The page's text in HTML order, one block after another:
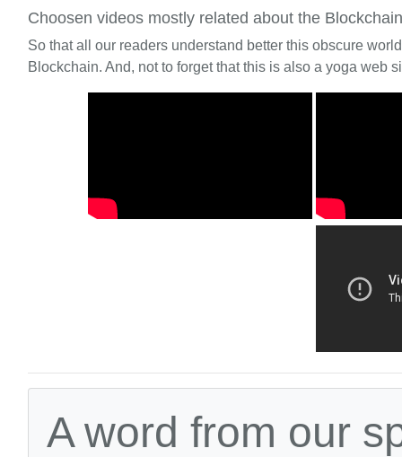
Choosen videos mostly related about the Blockchain
So that all our readers understand better this obscure
Blockchain. And, not to forget that this is also a yoga web
A word from our